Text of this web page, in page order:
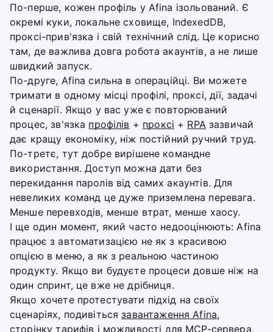
По-перше, кожен профіль у Afina ізольований. Є
окремі куки, локальне сховище, IndexedDB,
проксі-прив'язка і свій технічний слід. Це корисно
там, де важлива довга робота акаунтів, а не лише
швидкий запуск.
По-друге, Afina сильна в операційці. Ви можете
тримати в одному місці профілі, проксі, дії, задачі
й сценарії. Якщо у вас уже є повторюваний
процес, зв'язка профілів + проксі + RPA зазвичай
дає кращу економіку, ніж постійний ручний труд.
По-третє, тут добре вирішене командне
використання. Доступ можна дати без
перекидання паролів від самих акаунтів. Для
невеликих команд це дуже приземлена перевага.
Менше перевходів, менше втрат, менше хаосу.
І ще один момент, який часто недооцінюють: Afina
працює з автоматизацією не як з красивою
опцією в меню, а як з реальною частиною
продукту. Якщо ви будуєте процеси довше ніж на
один спринт, це вже не дрібниця.
Якщо хочете протестувати підхід на своїх
сценаріях, подивітьсязавантаження Afina,
сторінкутарифів і можливості для MCP-сервера,